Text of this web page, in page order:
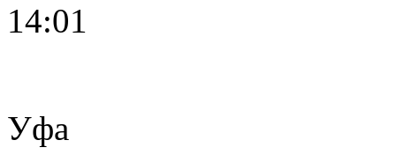
14:01
Уфа